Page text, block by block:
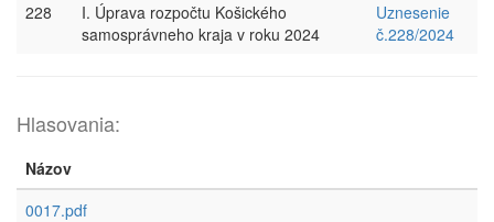
228
I. Úprava rozpočtu Košického
samosprávneho kraja v roku 2024
Uznesenie
č.228/2024
Hlasovania:
Názov
0017.pdf